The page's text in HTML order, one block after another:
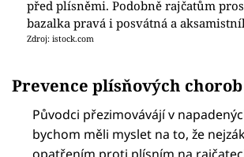
před plísněmi. Podobně rajčatům
bazalka pravá i posvátná a
Zdroj: istock.com
Prevence plísňových
Původci přezimovávájí v
bychom měli myslet na to, že